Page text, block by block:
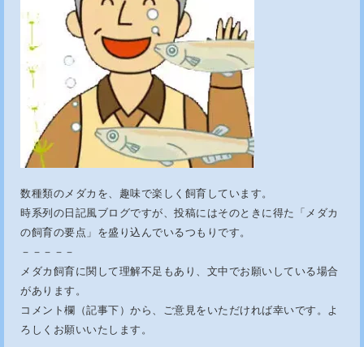
数種類のメダカを、趣味で楽しく飼育しています。
時系列の日記風ブログですが、投稿にはそのときに得た「メダカ
の飼育の要点」を盛り込んでいるつもりです。
－－－－－
メダカ飼育に関して理解不足もあり、文中でお願いしている場合
があります。
コメント欄（記事下）から、ご意見をいただければ幸いです。よ
ろしくお願いいたします。